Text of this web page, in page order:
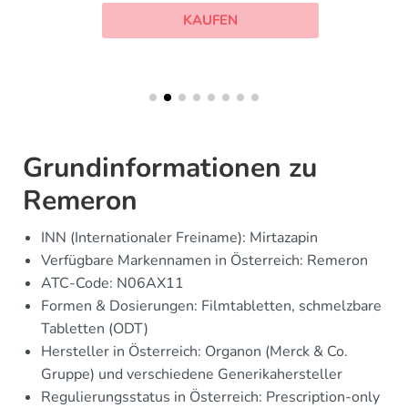
KAUFEN
Grundinformationen zu
Remeron
INN (Internationaler Freiname): Mirtazapin
Verfügbare Markennamen in Österreich: Remeron
ATC-Code: N06AX11
Formen & Dosierungen: Filmtabletten, schmelzbare
Tabletten (ODT)
Hersteller in Österreich: Organon (Merck & Co.
Gruppe) und verschiedene Generikahersteller
Regulierungsstatus in Österreich: Prescription-only